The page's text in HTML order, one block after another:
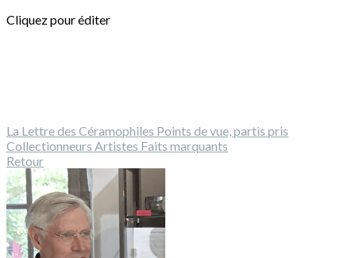
Cliquez pour éditer
La Lettre des Céramophiles Points de vue, partis pris
Collectionneurs Artistes Faits marquants
Retour